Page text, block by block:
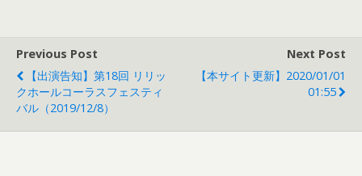
Previous Post
【出演告知】第18回 リリッ
クホールコーラスフェスティ
バル（2019/12/8）
Next Post
【本サイト更新】2020/01/01
01:55